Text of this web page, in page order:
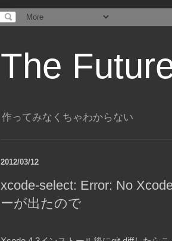
The
作ってみなくちゃわからない
2012/03/12
xcode-select: Error: No
ーが出たので